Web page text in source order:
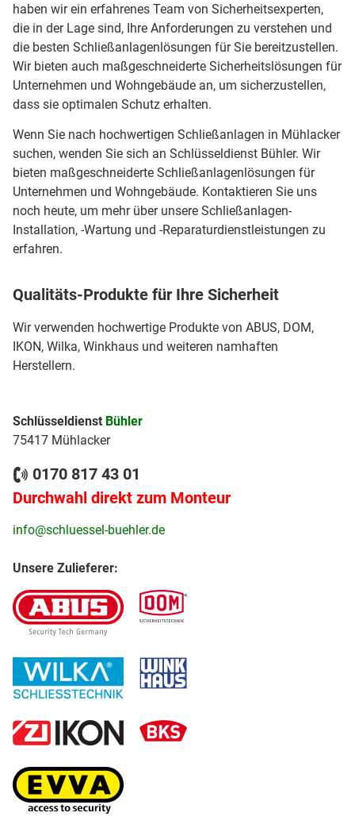
haben wir ein erfahrenes Team von Sicherheitsexperten,
die in der Lage sind, Ihre Anforderungen zu verstehen und
die besten Schließanlagenlösungen für Sie bereitzustellen.
Wir bieten auch maßgeschneiderte Sicherheitslösungen für
Unternehmen und Wohngebäude an, um sicherzustellen,
dass sie optimalen Schutz erhalten.
Wenn Sie nach hochwertigen Schließanlagen in Mühlacker
suchen, wenden Sie sich an Schlüsseldienst Bühler. Wir
bieten maßgeschneiderte Schließanlagenlösungen für
Unternehmen und Wohngebäude. Kontaktieren Sie uns
noch heute, um mehr über unsere Schließanlagen-
Installation, -Wartung und -Reparaturdienstleistungen zu
erfahren.
Qualitäts-Produkte für Ihre Sicherheit
Wir verwenden hochwertige Produkte von ABUS, DOM,
IKON, Wilka, Winkhaus und weiteren namhaften
Herstellern.
Schlüsseldienst Bühler
75417 Mühlacker
0170 817 43 01
Durchwahl direkt zum Monteur
info@schluessel-buehler.de
Unsere Zulieferer: